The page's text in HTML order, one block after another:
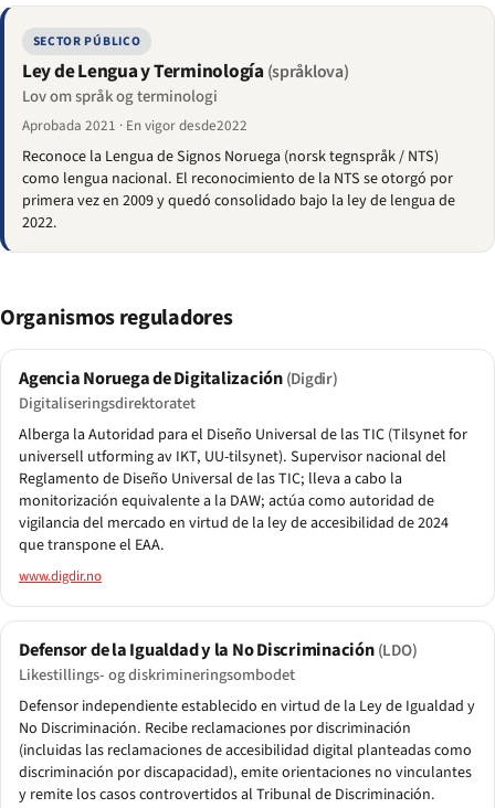
SECTOR PÚBLICO
Ley de Lengua y Terminología (språklova)
Lov om språk og terminologi
Aprobada 2021 · En vigor desde2022
Reconoce la Lengua de Signos Noruega (norsk tegnspråk / NTS)
como lengua nacional. El reconocimiento de la NTS se otorgó por
primera vez en 2009 y quedó consolidado bajo la ley de lengua de
2022.
Organismos reguladores
Agencia Noruega de Digitalización(Digdir)
Digitaliseringsdirektoratet
Alberga la Autoridad para el Diseño Universal de las TIC (Tilsynet for
universell utforming av IKT, UU-tilsynet). Supervisor nacional del
Reglamento de Diseño Universal de las TIC; lleva a cabo la
monitorización equivalente a la DAW; actúa como autoridad de
vigilancia del mercado en virtud de la ley de accesibilidad de 2024
que transpone el EAA.
www.digdir.no
Defensor de la Igualdad y la No Discriminación(LDO)
Likestillings- og diskrimineringsombodet
Defensor independiente establecido en virtud de la Ley de Igualdad y
No Discriminación. Recibe reclamaciones por discriminación
(incluidas las reclamaciones de accesibilidad digital planteadas como
discriminación por discapacidad), emite orientaciones no vinculantes
y remite los casos controvertidos al Tribunal de Discriminación.